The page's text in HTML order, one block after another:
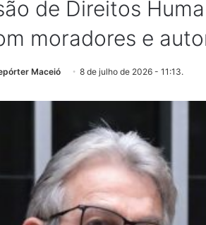
de Direitos
moradores e
Maceió 8 de julho de 2026 - 11:13.